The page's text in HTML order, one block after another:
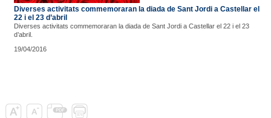
Diverses activitats commemoraran la diada de Sant Jordi a Castellar el
22 i el 23 d’abril
Diverses activitats commemoraran la diada de Sant Jordi a Castellar el 22 i el 23
d’abril.
19/04/2016